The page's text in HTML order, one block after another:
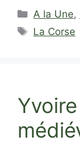
A la Une,
Étiquettes
La Corse